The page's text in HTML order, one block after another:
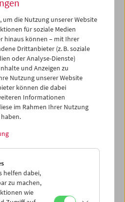
begleitet von einem*einer
Lass uns tanzen! In
sich einfach alles im Rhythmus:
Freund, das wallende
auf weißem Papier,
um die Nutzung unserer Website
für soziale Medien
hinaus können – mit Ihrer
Drittanbieter (z. B. soziale
oder Analyse-Dienste)
und Anzeigen zu
Nutzung unserer Website
können die dabei
Informationen
im Rahmen Ihrer Nutzung
helfen dabei,
zu machen,
wie